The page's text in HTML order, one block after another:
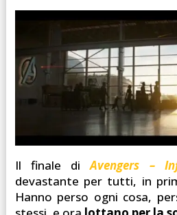
Il finale diAvengers –
devastante per tutti, in
Hanno perso ogni cosa,